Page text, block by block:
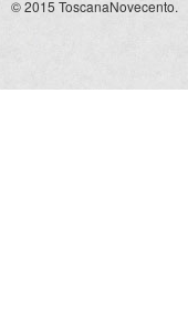
© 2015 ToscanaNovecento.